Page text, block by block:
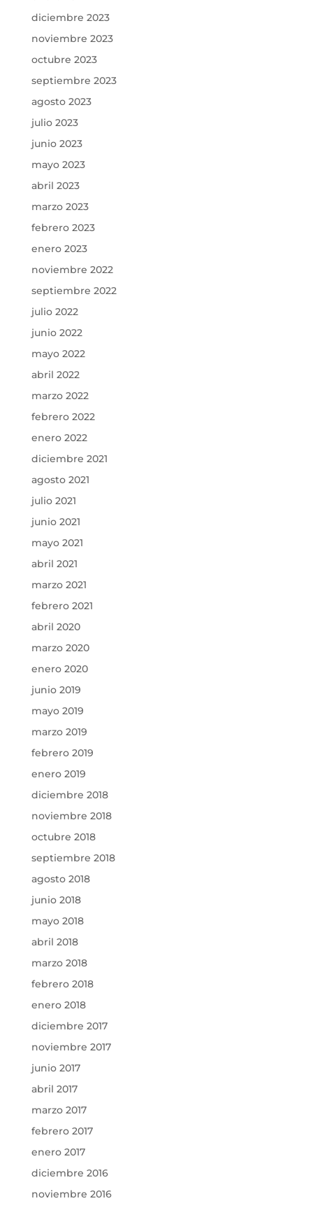
diciembre 2023
noviembre 2023
octubre 2023
septiembre 2023
agosto 2023
julio 2023
junio 2023
mayo 2023
abril 2023
marzo 2023
febrero 2023
enero 2023
noviembre 2022
septiembre 2022
julio 2022
junio 2022
mayo 2022
abril 2022
marzo 2022
febrero 2022
enero 2022
diciembre 2021
agosto 2021
julio 2021
junio 2021
mayo 2021
abril 2021
marzo 2021
febrero 2021
abril 2020
marzo 2020
enero 2020
junio 2019
mayo 2019
marzo 2019
febrero 2019
enero 2019
diciembre 2018
noviembre 2018
octubre 2018
septiembre 2018
agosto 2018
junio 2018
mayo 2018
abril 2018
marzo 2018
febrero 2018
enero 2018
diciembre 2017
noviembre 2017
junio 2017
abril 2017
marzo 2017
febrero 2017
enero 2017
diciembre 2016
noviembre 2016